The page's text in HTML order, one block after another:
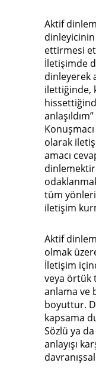
Aktif
ettirmesi
İletişimde
dinleyerek
ilettiğinde,
olarak
amacı
tüm
iletişim
Aktif
olmak
İletişim
veya örtük
anlama ve
boyuttur.
kapsama
Sözlü ya
anlayışı